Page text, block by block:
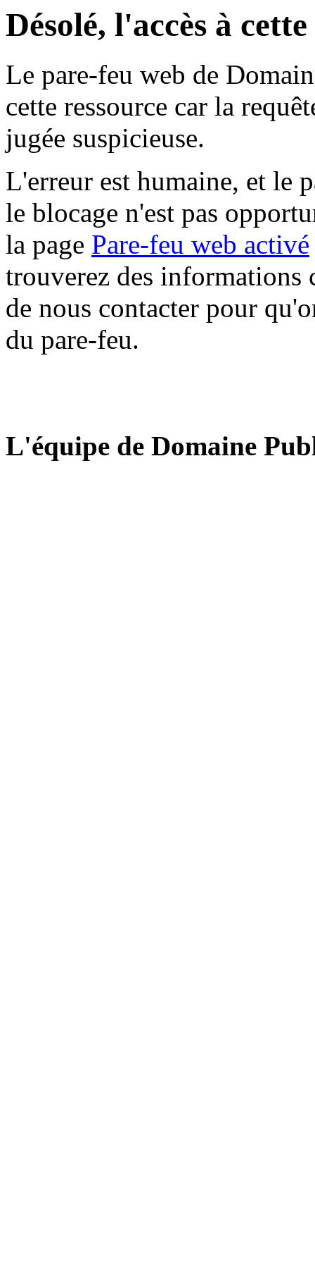
Désolé, l'accès à
Le pare-feu web de
cette ressource car la
jugée suspicieuse.
L'erreur est humaine, et le
le blocage n'est pas
la page Pare-feu web activé
trouverez des informations
de nous contacter pour
du pare-feu.
L'équipe de Domaine